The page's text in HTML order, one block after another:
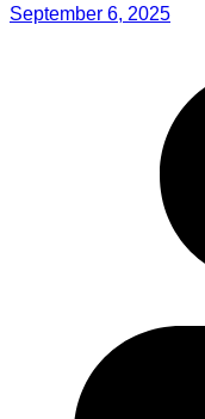
September 6, 2025